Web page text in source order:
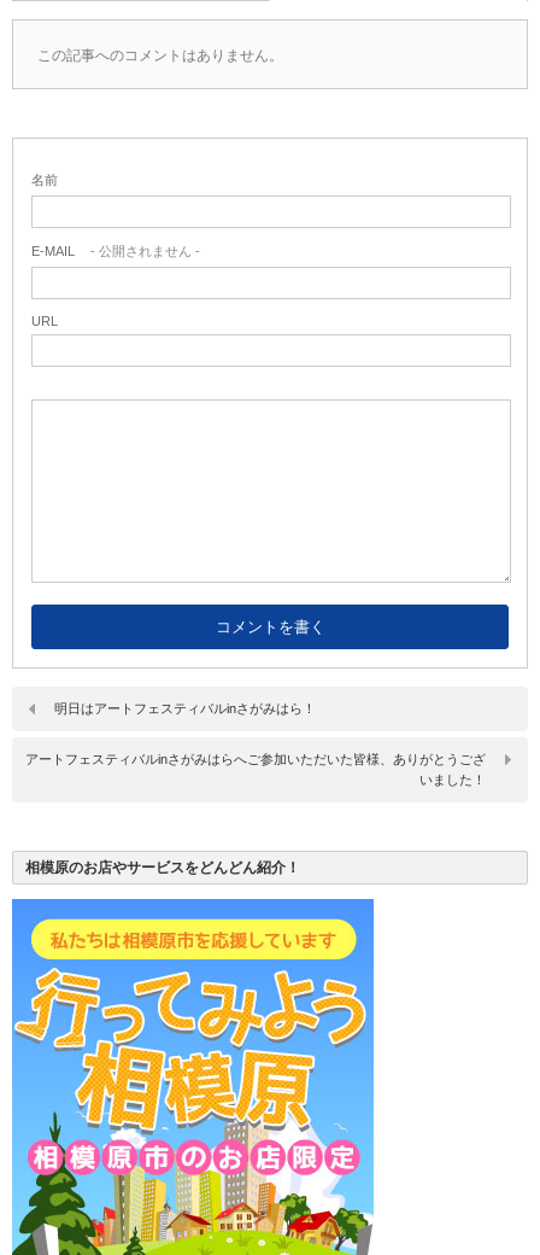
この記事へのコメントはありません。
名前
E-MAIL - 公開されません -
URL
明日はアートフェスティバルinさがみはら！
アートフェスティバルinさがみはらへご参加いただいた皆様、ありがとうござ
いました！
相模原のお店やサービスをどんどん紹介！